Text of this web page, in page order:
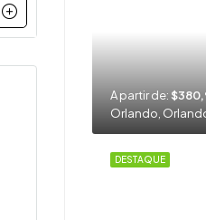
A partir de:
Orlando,
DESTAQUE